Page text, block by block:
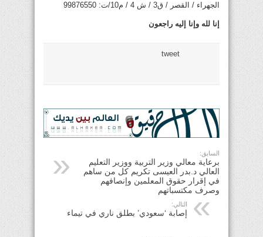
الجهراء / القصر / ق3 / ش 4 / م10/ت: 99876550
إنا لله وإنا إليه راجعون
tweet
السابق:
برعاية معالي وزير التربية ووزير التعليم
العالي د.بدر العيسى تكريم كل من ساهم
في إقرار حقوق المعلمين وإنصافهم
وصرف مكتسباتهم
التالي:
إصابة ‘سعودي’ بطلق ناري في تيماء